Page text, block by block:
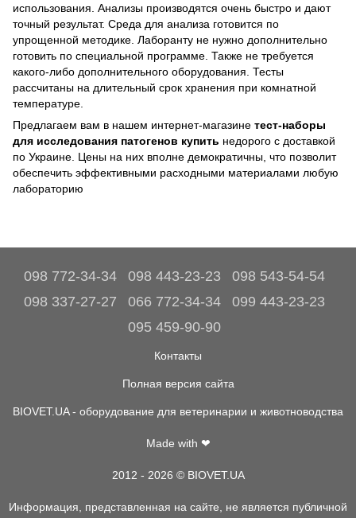
использования. Анализы производятся очень быстро и дают
точный результат. Среда для анализа готовится по
упрощенной методике. Лаборанту не нужно дополнительно
готовить по специальной программе. Также не требуется
какого-либо дополнительного оборудования. Тесты
рассчитаны на длительный срок хранения при комнатной
температуре.
Предлагаем вам в нашем интернет-магазине тест-наборы
для исследования патогенов купить недорого с доставкой
по Украине. Цены на них вполне демократичны, что позволит
обеспечить эффективными расходными материалами любую
лабораторию
098 772-34-34 098 443-23-23
098 543-54-54
098 337-27-27
066 772-34-34
099 443-23-23
095 459-90-90
Контакты
Полная версия сайта
BIOVET.UA - оборудование для ветеринарии и животноводства
Made with ❤
2012 - 2026 © BIOVET.UA
Информация, представленная на сайте, не является публичной